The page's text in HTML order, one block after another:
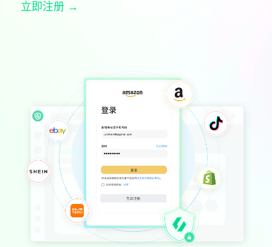
立即注册 →